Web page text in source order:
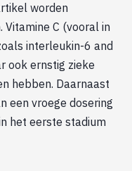
worden
C (vooral in
interleukin-6 and
ook ernstig zieke
hebben. Daarnaast
een vroege dosering
het eerste stadium